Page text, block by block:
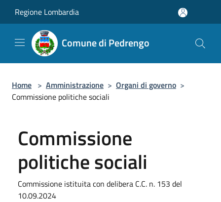
Regione Lombardia
Comune di Pedrengo
Home > Amministrazione > Organi di governo >
Commissione politiche sociali
Commissione
politiche sociali
Commissione istituita con delibera C.C. n. 153 del
10.09.2024